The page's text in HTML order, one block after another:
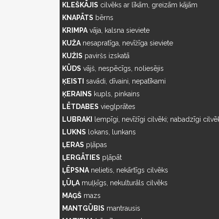
KLEŠKĀJIS cilvēks ar līkām, greizām kājām
KNAPĀTS bērns
KRIMPA vāja, kalsna sieviete
KUŽA nesapratīga, nevīžīga sieviete
KUŽIS paviršs izskatā
KŪDS vājš, nespēcīgs, noliesējis
ĶEISTI savādi, dīvaini, nepatīkami
ĶERAINS kupls, pinkains
LĒTDABES vieglprātes
LUBRAKI
lempīgi, nevīžīgi cilvēki; nabadzīgi
LUKNS lokans, lunkans
ĻERAS pļāpas
ĻERGĀTIES pļāpāt
ĻĒPSNA nelietis, nekārtīgs cilvēks
ĻŪĻA muļķīgs, nekulturāls cilvēks
MAĢŠ mazs
MANTGŪBIS mantrausis